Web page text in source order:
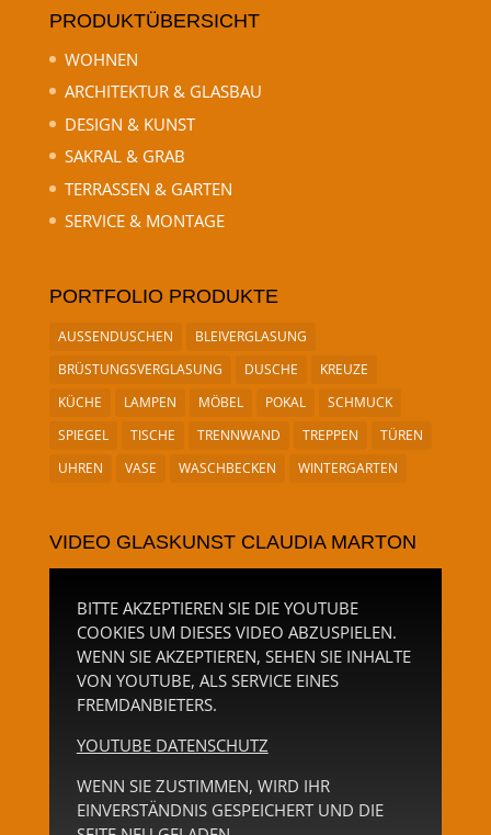
PRODUKTÜBERSICHT
WOHNEN
ARCHITEKTUR & GLASBAU
DESIGN & KUNST
SAKRAL & GRAB
TERRASSEN & GARTEN
SERVICE & MONTAGE
PORTFOLIO PRODUKTE
AUSSENDUSCHEN
BLEIVERGLASUNG
BRÜSTUNGSVERGLASUNG
DUSCHE
KREUZE
KÜCHE
LAMPEN MÖBEL POKAL
SCHMUCK
SPIEGEL
TISCHE TRENNWAND TREPPEN
TÜREN
UHREN
VASE WASCHBECKEN WINTERGARTEN
VIDEO GLASKUNST CLAUDIA MARTON
BITTE AKZEPTIEREN SIE DIE YOUTUBE
COOKIES UM DIESES VIDEO ABZUSPIELEN.
WENN SIE AKZEPTIEREN, SEHEN SIE INHALTE
VON YOUTUBE, ALS SERVICE EINES
FREMDANBIETERS.
YOUTUBE DATENSCHUTZ
WENN SIE ZUSTIMMEN, WIRD IHR
EINVERSTÄNDNIS GESPEICHERT UND DIE